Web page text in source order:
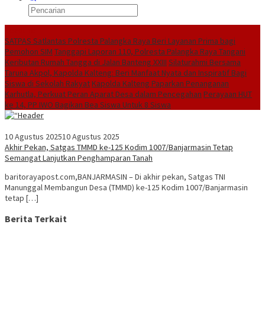
SATPAS Satlantas Polresta Palangka Raya Beri Layanan Prima bagi
Pemohon SIM Tanggapi Laporan 110, Polresta Palangka Raya Tangani
Keributan Rumah Tangga di Jalan Banteng XXIII Silaturahmi Bersama
Taruna Akpol, Kapolda Kalteng: Beri Manfaat Nyata dan Inspiratif Bagi
Siswa di Sekolah RakyatKapolda Kalteng Paparkan Penanganan
Karhutla, Perkuat Peran Aparat Desa dalam Pencegahan Perayaan HUT
ke 14, PP IWO Bagikan Bea Siswa Untuk 8 Siswa
10 Agustus 202510 Agustus 2025
Akhir Pekan, Satgas TMMD ke-125 Kodim 1007/Banjarmasin Tetap
Semangat Lanjutkan Penghamparan Tanah
baritorayapost.com,BANJARMASIN – Di akhir pekan, Satgas TNI
Manunggal Membangun Desa (TMMD) ke-125 Kodim 1007/Banjarmasin
tetap […]
Berita Terkait